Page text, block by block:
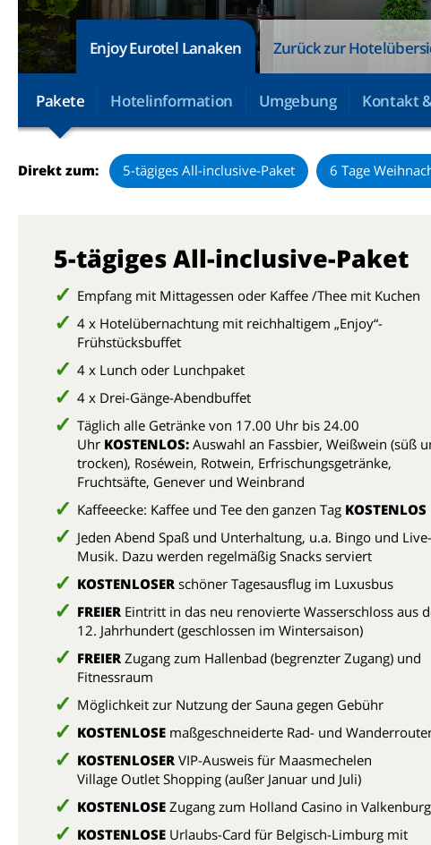
Enjoy Eurotel Lanaken Zurück zur
Pakete Hotelinformation Umgebung Kontakt
Direkt zum: 5-tägiges All-inclusive-Paket 6 Tage
5-tägiges All-inclusive-Paket
Empfang mit Mittagessen oder Kaffee /Thee mit Kuchen
4 x Hotelübernachtung mit reichhaltigem „Enjoy“-
Frühstücksbuffet
4 x Lunch oder Lunchpaket
4 x Drei-Gänge-Abendbuffet
Täglich alle Getränke von 17.00 Uhr bis 24.00
Uhr KOSTENLOS: Auswahl an Fassbier, Weißwein (süß
trocken), Roséwein, Rotwein, Erfrischungsgetränke,
Fruchtsäfte, Genever und Weinbrand
Kaffeeecke: Kaffee und Tee den ganzen Tag KOSTENLOS
Jeden Abend Spaß und Unterhaltung, u.a. Bingo und Live-
Musik. Dazu werden regelmäßig Snacks serviert
KOSTENLOSER schöner Tagesausflug im Luxusbus
FREIER Eintritt in das neu renovierte Wasserschloss aus
12. Jahrhundert (geschlossen im Wintersaison)
FREIER Zugang zum Hallenbad (begrenzter Zugang) und
Fitnessraum
Möglichkeit zur Nutzung der Sauna gegen Gebühr
KOSTENLOSE maßgeschneiderte Rad- und
KOSTENLOSER VIP-Ausweis für Maasmechelen
Village Outlet Shopping (außer Januar und Juli)
KOSTENLOSE Zugang zum Holland Casino in Valkenburg
KOSTENLOSE Urlaubs-Card für Belgisch-Limburg mit